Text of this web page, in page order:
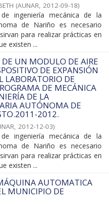
(AUNAR, 2012-09-18)
ingeniería mecánica de la
de Nariño es necesario
para realizar prácticas en
existen ...
UN MODULO DE AIRE
DE EXPANSIÓN
LABORATORIO DE
DE MECÁNICA
DE LA
AUTÓNOMA DE
2012.
, 2012-12-03)
ingeniería mecánica de la
de Nariño es necesario
para realizar prácticas en
existen ...
AUTOMATICA
MUNICIPIO DE